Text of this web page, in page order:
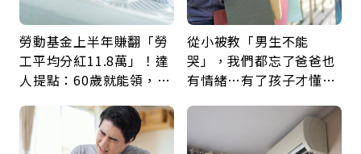
勞動基金上半年賺翻「勞
工平均分紅11.8萬」！達
人提點：60歲就能領，重
從小被教「男生不能
哭」，我們都忘了爸爸也
有情緒…有了孩子才懂：